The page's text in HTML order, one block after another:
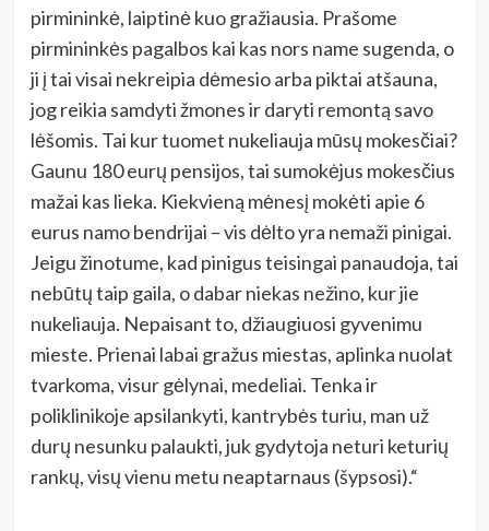
pirmininkė, laiptinė kuo gražiausia. Prašome
pirmininkės pagalbos kai kas nors name sugenda, o
ji į tai visai nekreipia dėmesio arba piktai atšauna,
jog reikia samdyti žmones ir daryti remontą savo
lėšomis. Tai kur tuomet nukeliauja mūsų mokesčiai?
Gaunu 180 eurų pensijos, tai sumokėjus mokesčius
mažai kas lieka. Kiekvieną mėnesį mokėti apie 6
eurus namo bendrijai – vis dėlto yra nemaži pinigai.
Jeigu žinotume, kad pinigus teisingai panaudoja, tai
nebūtų taip gaila, o dabar niekas nežino, kur jie
nukeliauja. Nepaisant to, džiaugiuosi gyvenimu
mieste. Prienai labai gražus miestas, aplinka nuolat
tvarkoma, visur gėlynai, medeliai. Tenka ir
poliklinikoje apsilankyti, kantrybės turiu, man už
durų nesunku palaukti, juk gydytoja neturi keturių
rankų, visų vienu metu neaptarnaus (šypsosi).“